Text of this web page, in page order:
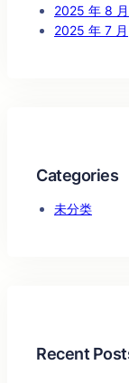
2025 年 8 月
2025 年 7 月
Categories
未分类
Recent